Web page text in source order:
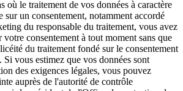
où le traitement de vos données à caractère
sur un consentement, notamment accordé
du responsable du traitement, vous avez
consentement à tout moment sans que
du traitement fondé sur le consentement
Si vous estimez que vos données sont
des exigences légales, vous pouvez
auprès de l'autorité de contrôle